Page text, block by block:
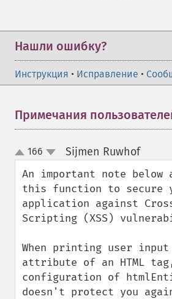
Нашли ошибку?
Инструкция • Исправление •
Примечания
up
down
166 Sijmen Ruwhof¶
An important note below
this function to secure
application against
Scripting (XSS)
When printing user
attribute of an HTML
configuration of
doesn't protect you